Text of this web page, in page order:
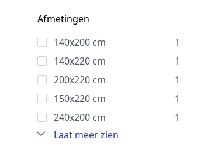
Afmetingen
140x200 cm
1
140x220 cm
1
200x220 cm
1
150x220 cm
1
240x200 cm
1
Laat meer zien